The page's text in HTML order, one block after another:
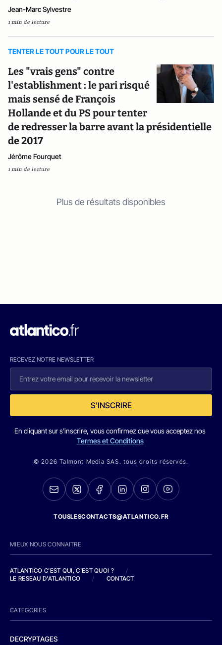
Jean-Marc Sylvestre
1 min de lecture
TENTER LE TOUT POUR LE TOUT
Les "vrais gens" contre
l'establishment : le pari risqué
mais sensé de François
Hollande et du PS pour tenter
de redresser la barre avant la présidentielle
de 2017
Jérôme Fourquet
1 min de lecture
Plus de résultats disponibles
RECEVEZ NOTRE NEWSLETTER
S'INSCRIRE
En cliquant sur s'inscrire, vous confirmez que vous acceptez nos
Termes et Conditions
© 2026 Talmont Media SAS. tous droits réservés.
TOUSLESCONTACTS@ATLANTICO.FR
MIEUX NOUS CONNAITRE
ATLANTICO C'EST QUI, C'EST QUOI ?
/
LE RESEAU D'ATLANTICO
/ CONTACT
CATEGORIES
DECRYPTAGES